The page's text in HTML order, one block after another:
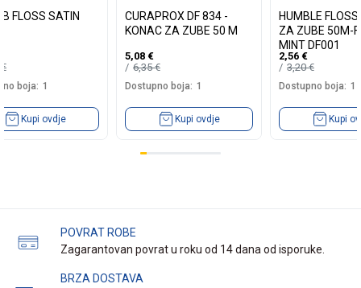
FLOSS SATIN
€
boja: 1
Kupi ovdje
CURAPROX DF 834 -
KONAC ZA ZUBE 50 M
5,08 €
6,35€
Dostupno boja: 1
Kupi ovdje
HUMBLE
ZA ZUBE 50M-
MINT DF001
2,56 €
3,20€
Dostupno boja: 1
Kupi
POVRAT ROBE
Zagarantovan povrat u roku od 14 dana od isporuke.
BRZA DOSTAVA